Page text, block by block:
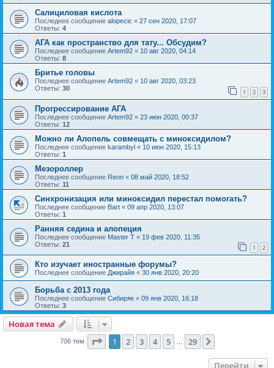
Салициловая кислота
Последнее сообщение alopecic « 27 сен 2020, 17:07
Ответы: 4
АГА как пространство для тату... Обсудим?
Последнее сообщение Artem92 « 10 авг 2020, 04:14
Ответы: 8
Бритье головы
Последнее сообщение Artem92 « 10 авг 2020, 03:23
Ответы: 30 1 2 3
Прогрессирование АГА
Последнее сообщение Artem92 « 23 июн 2020, 00:37
Ответы: 12
Можно ли Алопель совмещать с миноксидилом?
Последнее сообщение karambyl « 10 июн 2020, 15:13
Ответы: 1
Мезороллер
Последнее сообщение Reon « 08 май 2020, 18:52
Ответы: 11
Синхронизация или миноксидил перестал помогать?
Последнее сообщение Bart « 09 апр 2020, 13:07
Ответы: 1
Ранняя седина и алопеция
Последнее сообщение Master T « 19 фев 2020, 11:35
Ответы: 21 1 2
Кто изучает иностранные форумы?
Последнее сообщение Джирайя « 30 янв 2020, 20:20
Борьба с 2013 года
Последнее сообщение Сибиряк « 09 янв 2020, 16:18
Ответы: 3
Новая тема
706 тем Страница из 29
1 2 3 4 5 29
Перейти